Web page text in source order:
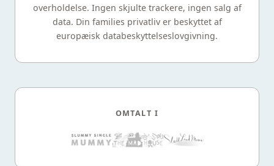
overholdelse. Ingen skjulte trackere, ingen salg af
data. Din families privatliv er beskyttet af
europæisk databeskyttelseslovgivning.
OMTALT I